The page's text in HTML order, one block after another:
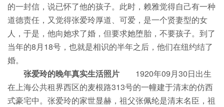
的一封信，说已怀了他的孩子。此时，赖雅觉得自己有一种
道德责任，又觉得张爱玲厚道、可爱，是一个贤妻型的女
人，于是，他向她求了婚，但要求她堕胎，不要孩子。到了
当年的8月18号，也就是相识的半年之后，他们在纽约结了
婚。
张爱玲的晚年真实生活照片 1920年09月30日出生
在上海公共租界西区的麦根路313号的一幢建于清末的仿西
式豪宅中。张爱玲的家世显赫，祖父张佩纶是清末名臣，祖